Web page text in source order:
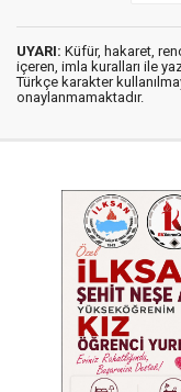
UYARI: Küfür, hakaret,
içeren, imla kuralları ile
Türkçe karakter
onaylanmamaktadır.